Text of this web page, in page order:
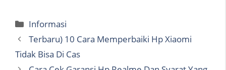
Categories
Informasi
Terbaru) 10 Cara Memperbaiki Hp Xiaomi
Tidak Bisa Di Cas